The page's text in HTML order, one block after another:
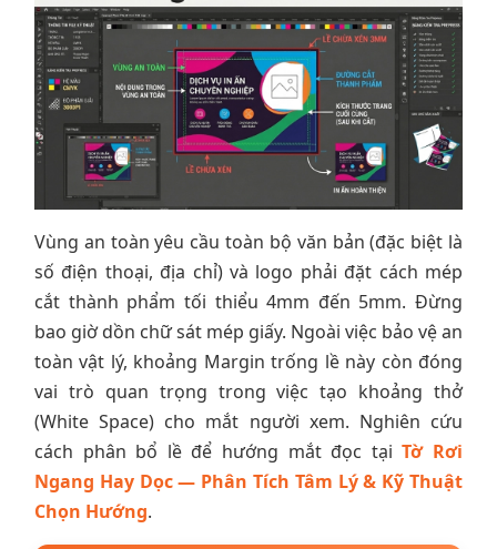
Vùng an toàn yêu cầu toàn bộ văn bản (đặc biệt là
số điện thoại, địa chỉ) và logo phải đặt cách mép
cắt thành phẩm tối thiểu 4mm đến 5mm. Đừng
bao giờ dồn chữ sát mép giấy. Ngoài việc bảo vệ an
toàn vật lý, khoảng Margin trống lề này còn đóng
vai trò quan trọng trong việc tạo khoảng thở
(White Space) cho mắt người xem. Nghiên cứu
cách phân bổ lề để hướng mắt đọc tạiTờ Rơi
Ngang Hay Dọc — Phân Tích Tâm Lý & Kỹ Thuật
Chọn Hướng.